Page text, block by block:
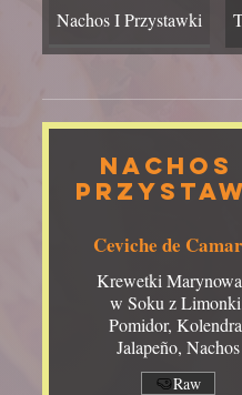
Nachos I Przystawki
Nachos
Ceviche de
Krewetki
w Soku z
Pomidor,
Jalapeño, Nachos
Raw